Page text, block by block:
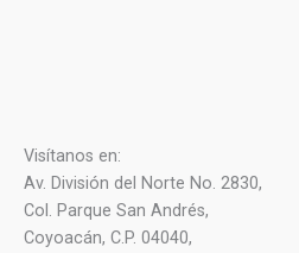
Visítanos en:
Av. División del Norte No. 2830,
Col. Parque San Andrés,
Coyoacán, C.P. 04040,